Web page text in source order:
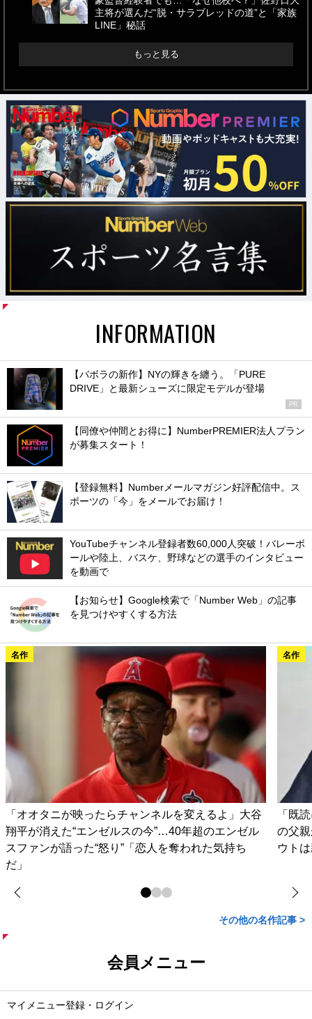
主将が選んだ“脱・サラブレッドの道”と「家族
LINE」秘話
もっと見る
INFORMATION
【バボラの新作】NYの輝きを纏う。「PURE
DRIVE」と最新シューズに限定モデルが登場
PR
【同僚や仲間とお得に】NumberPREMIER法人プラン
が募集スタート！
【登録無料】Numberメールマガジン好評配信中。ス
ポーツの「今」をメールでお届け！
YouTubeチャンネル登録者数60,000人突破！バレーボ
ールや陸上、バスケ、野球などの選手のインタビュー
を動画で
【お知らせ】Google検索で「Number Web」の記事
を見つけやすくする方法
名作
「オオタニが映ったらチャンネルを変えるよ」大谷
翔平が消えた“エンゼルスの今”…40年超のエンゼル
スファンが語った“怒り”「恋人を奪われた気持ち
だ」
名作
「既
の父
ウト
その他の名作記事 >
会員メニュー
マイメニュー登録・ログイン